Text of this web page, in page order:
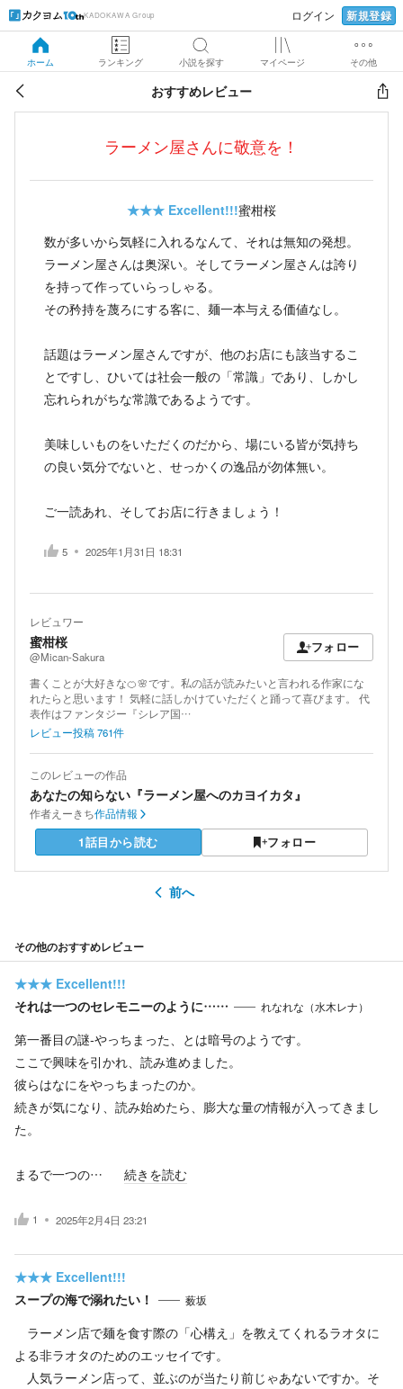
KADOKAWA Group ログイン 新規登録
ホーム ランキング 小説を探す マイページ その他
おすすめレビュー
ラーメン屋さんに敬意を！
★★★ Excellent!!!蜜柑桜
数が多いから気軽に入れるなんて、それは無知の発想。
ラーメン屋さんは奥深い。そしてラーメン屋さんは誇り
を持って作っていらっしゃる。
その矜持を蔑ろにする客に、麺一本与える価値なし。
話題はラーメン屋さんですが、他のお店にも該当するこ
とですし、ひいては社会一般の「常識」であり、しかし
忘れられがちな常識であるようです。
美味しいものをいただくのだから、場にいる皆が気持ち
の良い気分でないと、せっかくの逸品が勿体無い。
ご一読あれ、そしてお店に行きましょう！
5 2025年1月31日 18:31
レビュワー
蜜柑桜
@Mican-Sakura
フォロー
書くことが大好きな🍊🌸です。私の話が読みたいと言われる作家にな
れたらと思います！ 気軽に話しかけていただくと踊って喜びます。 代
表作はファンタジー『シレア国…
レビュー投稿761件
このレビューの作品
あなたの知らない『ラーメン屋へのカヨイカタ』
作者えーきち作品情報
1話目から読む フォロー
前へ
その他のおすすめレビュー
★★★ Excellent!!!
それは一つのセレモニーのように……
れなれな（水木レナ）
第一番目の謎‐やっちまった、とは暗号のようです。
ここで興味を引かれ、読み進めました。
彼らはなにをやっちまったのか。
続きが気になり、読み始めたら、膨大な量の情報が入ってきまし
た。
まるで一つの… 続きを読む
1 2025年2月4日 23:21
★★★ Excellent!!!
スープの海で溺れたい！
薮坂
ラーメン店で麺を食す際の「心構え」を教えてくれるラオタに
よる非ラオタのためのエッセイです。
人気ラーメン店って、並ぶのが当たり前じゃあないですか。そ